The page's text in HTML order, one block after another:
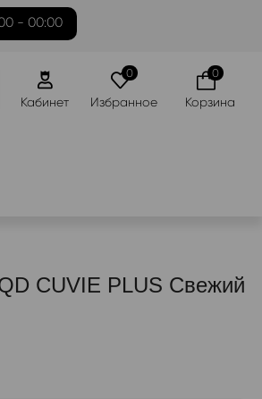
- 00:00
Кабинет
0
Избранное
0
Корзина
CUVIE PLUS Свежий